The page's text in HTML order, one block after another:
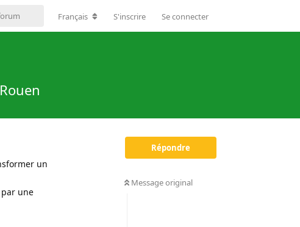
Français S'inscrire Se connecter
Répondre
Message original
un
une